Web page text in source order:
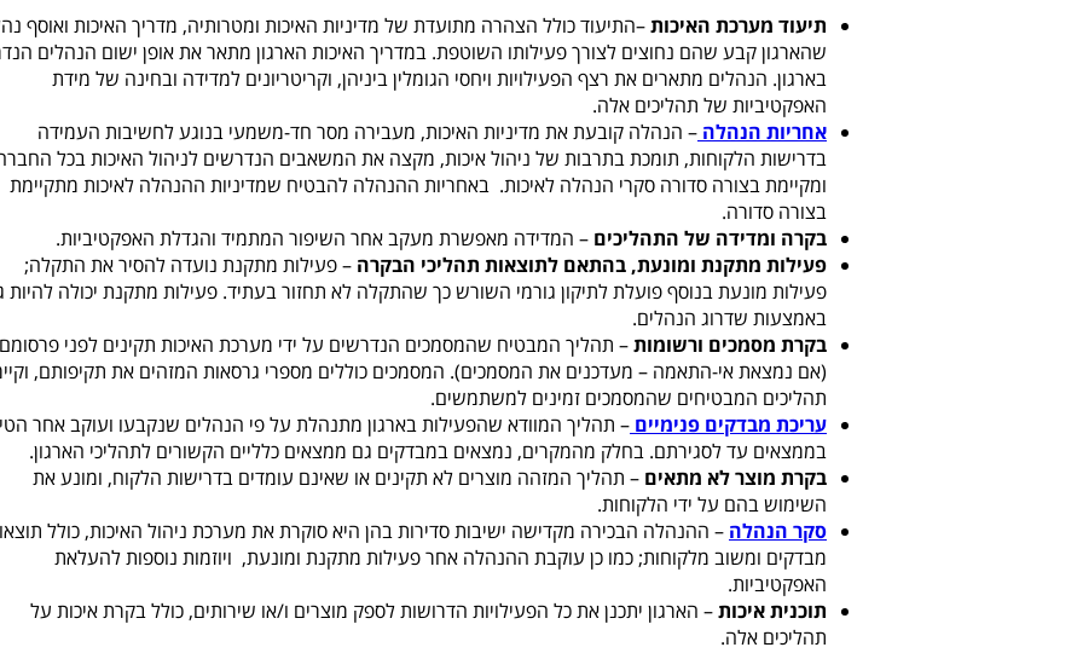
תיעוד מערכת האיכות–התיעוד כולל הצהרה מתועדת של מדיניות האיכות ומטרותיה, מדריך האיכות ואוסף
שהארגון קבע שהם נחוצים לצורך פעילותו השוטפת. במדריך האיכות הארגון מתאר את אופן ישום הנהלים
בארגון. הנהלים מתארים את רצף הפעילויות ויחסי הגומלין ביניהן, וקריטריונים למדידה ובחינה של מידת
האפקטיביות של תהליכים אלה.
אחריות הנהלה – הנהלה קובעת את מדיניות האיכות, מעבירה מסר חד-משמעי בנוגע לחשיבות העמידה
בדרישות הלקוחות, תומכת בתרבות של ניהול איכות, מקצה את המשאבים הנדרשים לניהול האיכות בכל
ומקיימת בצורה סדורה סקרי הנהלה לאיכות. באחריות ההנהלה להבטיח שמדיניות ההנהלה לאיכות מתקיימת
בצורה סדורה.
בקרה ומדידה של התהליכים – המדידה מאפשרת מעקב אחר השיפור המתמיד והגדלת האפקטיביות.
פעילות מתקנת ומונעת, בהתאם לתוצאות תהליכי הבקרה – פעילות מתקנת נועדה להסיר את התקלה;
פעילות מונעת בנוסף פועלת לתיקון גורמי השורש כך שהתקלה לא תחזור בעתיד. פעילות מתקנת יכולה להיות
באמצעות שדרוג הנהלים.
בקרת מסמכים ורשומות– תהליך המבטיח שהמסמכים הנדרשים על ידי מערכת האיכות תקינים לפני פרסומם
(אם נמצאת אי-התאמה – מעדכנים את המסמכים). המסמכים כוללים מספרי גרסאות המזהים את תקיפותם,
תהליכים המבטיחים שהמסמכים זמינים למשתמשים.
עריכת מבדקים פנימיים – תהליך המוודא שהפעילות בארגון מתנהלת על פי הנהלים שנקבעו ועוקב אחר
בממצאים עד לסגירתם. בחלק מהמקרים, נמצאים במבדקים גם ממצאים כלליים הקשורים לתהליכי הארגון.
בקרת מוצר לא מתאים – תהליך המזהה מוצרים לא תקינים או שאינם עומדים בדרישות הלקוח, ומונע את
השימוש בהם על ידי הלקוחות.
סקר הנהלה – ההנהלה הבכירה מקדישה ישיבות סדירות בהן היא סוקרת את מערכת ניהול האיכות, כולל
מבדקים ומשוב מלקוחות; כמו כן עוקבת ההנהלה אחר פעילות מתקנת ומונעת, ויוזמות נוספות להעלאת
האפקטיביות.
תוכנית איכות– הארגון יתכנן את כל הפעילויות הדרושות לספק מוצרים ו/או שירותים, כולל בקרת איכות על
תהליכים אלה.